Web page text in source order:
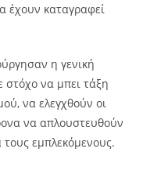
έχουν καταγραφεί
η γενική
στόχο να μπει τάξη
να ελεγχθούν οι
να απλουστευθούν
τους εμπλεκόμενους.